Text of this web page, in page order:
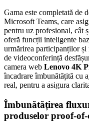
Gama este completată de
Microsoft Teams, care
pentru uz profesional, cât
oferă funcții inteligente
urmărirea participanților
de videoconferință
camera web Lenovo 4K
încadrare îmbunătățită cu
real, pentru a asigura
Îmbunătățirea
produselor proof-of-